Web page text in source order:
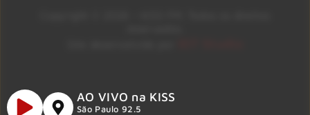
AO VIVO na KISS
São Paulo 92.5